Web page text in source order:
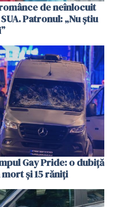
de neînlocuit
Patronul: „Nu știu
Gay Pride: o dubiță
și 15 răniți